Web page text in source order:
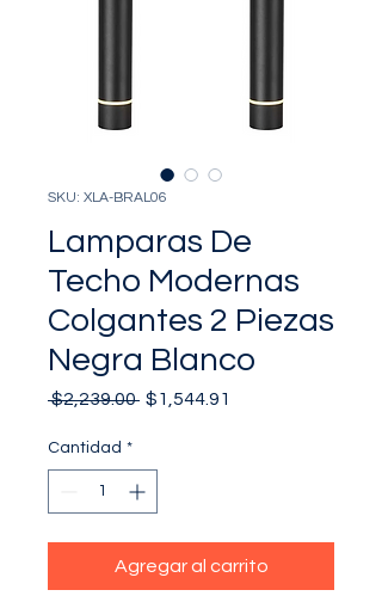
SKU: XLA-BRAL06
Lamparas De
Techo Modernas
Colgantes 2 Piezas
Negra Blanco
$2,239.00 Precio
$1,544.91
Cantidad *
Agregar al carrito